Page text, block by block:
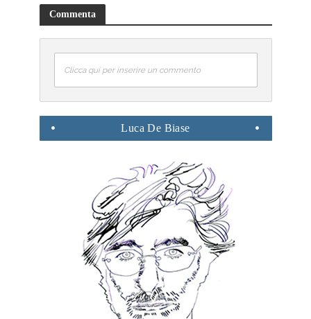
Commenta
Clicca qui per inserire un commento
Luca De Biase